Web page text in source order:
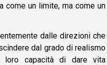
come un limite, ma come un
dalle direzioni che
dal grado di realismo
loro capacità di dare vita